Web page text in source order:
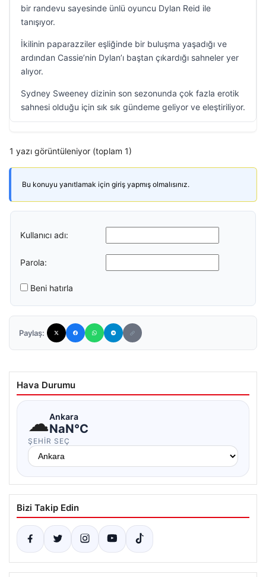
bir randevu sayesinde ünlü oyuncu Dylan Reid ile
tanışıyor.
İkilinin paparazziler eşliğinde bir buluşma yaşadığı ve
ardından Cassie’nin Dylan’ı baştan çıkardığı sahneler yer
alıyor.
Sydney Sweeney dizinin son sezonunda çok fazla erotik
sahnesi olduğu için sık sık gündeme geliyor ve eleştiriliyor.
1 yazı görüntüleniyor (toplam 1)
Bu konuyu yanıtlamak için giriş yapmış olmalısınız.
Kullanıcı adı:
Parola:
Beni hatırla
Paylaş:
Hava Durumu
☁Ankara
NaN°C
ŞEHIR SEÇ
Bizi Takip Edin